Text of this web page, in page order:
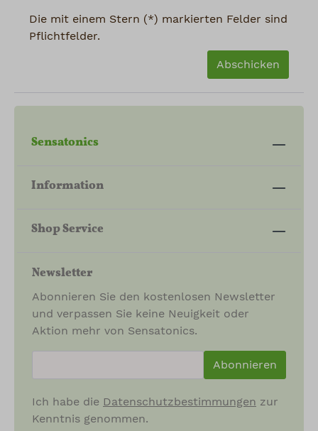
Die mit einem Stern (*) markierten Felder sind
Pflichtfelder.
Abschicken
Sensatonics
Information
Shop Service
Newsletter
Abonnieren Sie den kostenlosen Newsletter
und verpassen Sie keine Neuigkeit oder
Aktion mehr von Sensatonics.
Abonnieren
Ich habe die Datenschutzbestimmungen zur
Kenntnis genommen.